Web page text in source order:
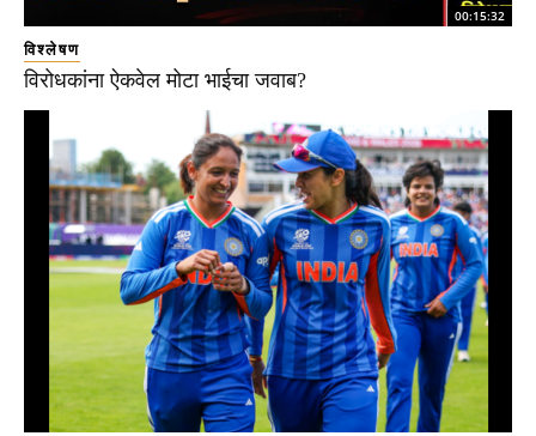
00:15:32
विश्लेषण
विरोधकांना ऐकवेल मोटा भाईचा जवाब?